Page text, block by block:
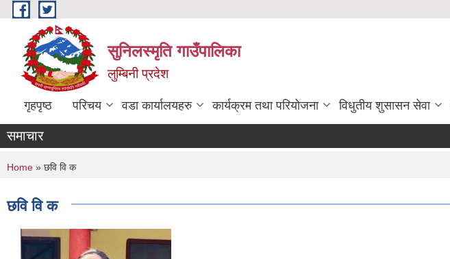
Skip to main content
सुनिलस्मृति गाउँपालिका
लुम्बिनी प्रदेश
गृहपृष्ठ परिचय वडा कार्यालयहरु कार्यक्रम तथा परियोजना विधुतीय शुसासन सेवा
समाचार
You are here
Home » छवि वि क
छवि वि क